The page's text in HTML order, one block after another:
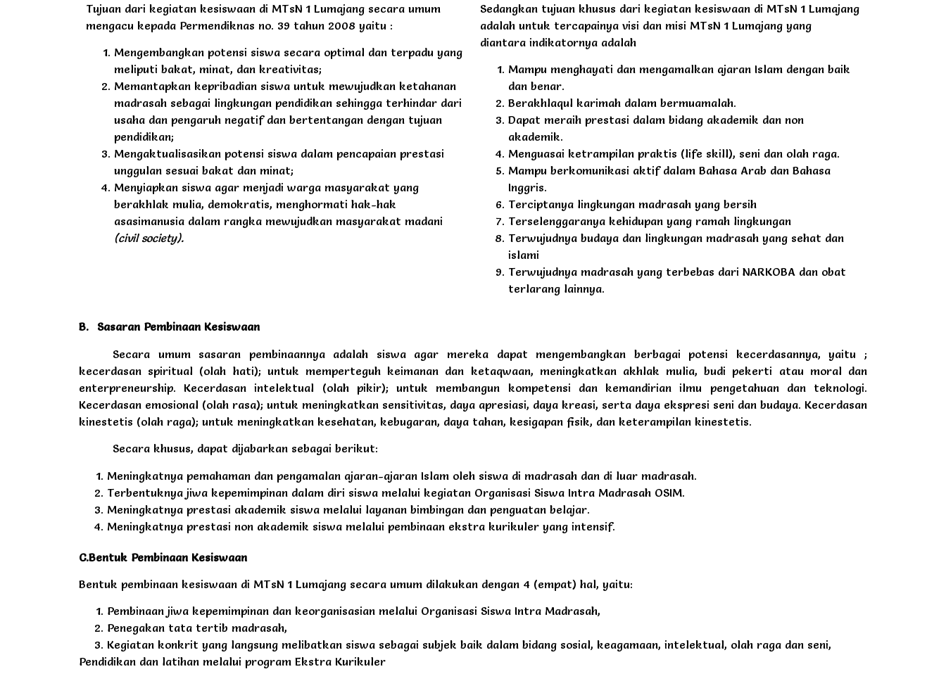
Tujuan dari kegiatan kesiswaan di MTsN 1 Lumajang secara umum
mengacu kepada Permendiknas no. 39 tahun 2008 yaitu :
Mengembangkan potensi siswa secara optimal dan terpadu yang
meliputi bakat, minat, dan kreativitas;
Memantapkan kepribadian siswa untuk mewujudkan ketahanan
madrasah sebagai lingkungan pendidikan sehingga terhindar dari
usaha dan pengaruh negatif dan bertentangan dengan tujuan
pendidikan;
Mengaktualisasikan potensi siswa dalam pencapaian prestasi
unggulan sesuai bakat dan minat;
Menyiapkan siswa agar menjadi warga masyarakat yang
berakhlak mulia, demokratis, menghormati hak-hak
asasimanusia dalam rangka mewujudkan masyarakat madani
(civil society).
Sedangkan tujuan khusus dari kegiatan kesiswaan di MTsN 1 Lumajang
adalah untuk tercapainya visi dan misi MTsN 1 Lumajang yang
diantara indikatornya adalah
Mampu menghayati dan mengamalkan ajaran Islam dengan baik
dan benar.
Berakhlaqul karimah dalam bermuamalah.
Dapat meraih prestasi dalam bidang akademik dan non
akademik.
Menguasai ketrampilan praktis (life skill), seni dan olah raga.
Mampu berkomunikasi aktif dalam Bahasa Arab dan Bahasa
Inggris.
Terciptanya lingkungan madrasah yang bersih
Terselenggaranya kehidupan yang ramah lingkungan
Terwujudnya budaya dan lingkungan madrasah yang sehat dan
islami
Terwujudnya madrasah yang terbebas dari NARKOBA dan obat
terlarang lainnya.
B.
Sasaran Pembinaan Kesiswaan
Secara umum sasaran pembinaannya adalah siswa agar mereka dapat mengembangkan berbagai potensi kecerdasannya, yaitu ;
kecerdasan spiritual (olah hati); untuk memperteguh keimanan dan ketaqwaan, meningkatkan akhlak mulia, budi pekerti atau moral dan
enterpreneurship. Kecerdasan intelektual (olah pikir); untuk membangun kompetensi dan kemandirian ilmu pengetahuan dan teknologi.
Kecerdasan emosional (olah rasa); untuk meningkatkan sensitivitas, daya apresiasi, daya kreasi, serta daya ekspresi seni dan budaya. Kecerdasan
kinestetis (olah raga); untuk meningkatkan kesehatan, kebugaran, daya tahan, kesigapan fisik, dan keterampilan kinestetis.
Secara khusus, dapat dijabarkan sebagai berikut:
Meningkatnya pemahaman dan pengamalan ajaran-ajaran Islam oleh siswa di madrasah dan di luar madrasah.
Terbentuknya jiwa kepemimpinan dalam diri siswa melalui kegiatan Organisasi Siswa Intra Madrasah OSIM.
Meningkatnya prestasi akademik siswa melalui layanan bimbingan dan penguatan belajar.
Meningkatnya prestasi non akademik siswa melalui pembinaan ekstra kurikuler yang intensif.
C.Bentuk Pembinaan Kesiswaan
Bentuk pembinaan kesiswaan di MTsN 1 Lumajang secara umum dilakukan dengan 4 (empat) hal, yaitu:
Pembinaan jiwa kepemimpinan dan keorganisasian melalui Organisasi Siswa Intra Madrasah,
Penegakan tata tertib madrasah,
Kegiatan konkrit yang langsung melibatkan siswa sebagai subjek baik dalam bidang sosial, keagamaan, intelektual, olah raga dan seni,
Pendidikan dan latihan melalui program Ekstra Kurikuler